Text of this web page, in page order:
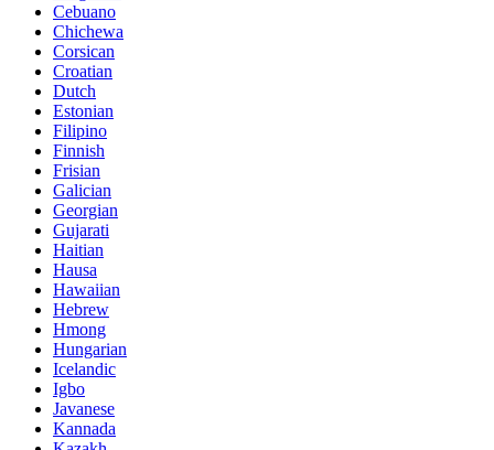
Cebuano
Chichewa
Corsican
Croatian
Dutch
Estonian
Filipino
Finnish
Frisian
Galician
Georgian
Gujarati
Haitian
Hausa
Hawaiian
Hebrew
Hmong
Hungarian
Icelandic
Igbo
Javanese
Kannada